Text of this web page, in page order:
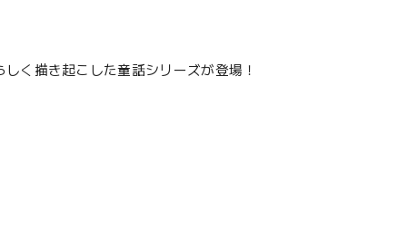
く描き起こした童話シリーズが登場！